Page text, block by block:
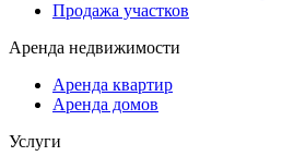
Продажа участков
Аренда недвижимости
Аренда квартир
Аренда домов
Услуги